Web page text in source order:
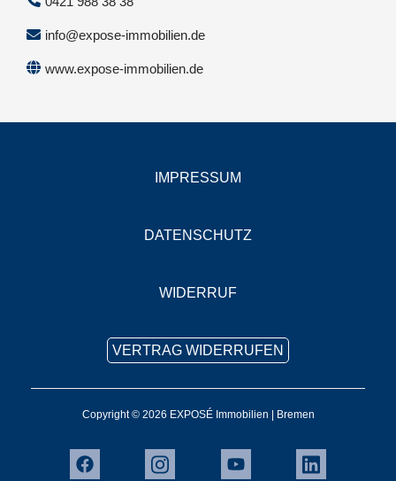
info@expose-immobilien.de
www.expose-immobilien.de
IMPRESSUM
DATENSCHUTZ
WIDERRUF
VERTRAG WIDERRUFEN
Copyright © 2026 EXPOSÉ Immobilien | Bremen